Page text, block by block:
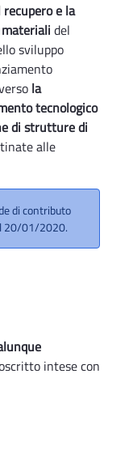
recupero e la
del
sviluppo
la
tecnologico
di strutture di
alle
di contributo
20/01/2020.
intese con